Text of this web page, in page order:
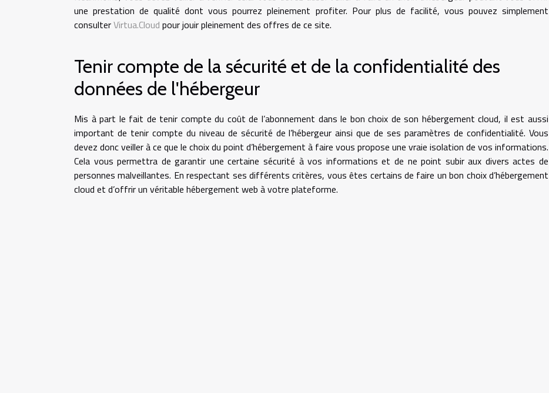
une prestation de qualité dont vous pourrez pleinement profiter. Pour plus de facilité, vous pouvez simplement
consulterVirtua.Cloud pour jouir pleinement des offres de ce site.
Tenir compte de la sécurité et de la confidentialité des
données de l'hébergeur
Mis à part le fait de tenir compte du coût de l’abonnement dans le bon choix de son hébergement cloud, il est aussi
important de tenir compte du niveau de sécurité de l’hébergeur ainsi que de ses paramètres de confidentialité. Vous
devez donc veiller à ce que le choix du point d’hébergement à faire vous propose une vraie isolation de vos informations.
Cela vous permettra de garantir une certaine sécurité à vos informations et de ne point subir aux divers actes de
personnes malveillantes. En respectant ses différents critères, vous êtes certains de faire un bon choix d’hébergement
cloud et d’offrir un véritable hébergement web à votre plateforme.